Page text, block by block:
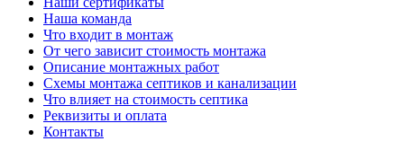
Наша команда
Что входит в монтаж
От чего зависит стоимость монтажа
Описание монтажных работ
Схемы монтажа септиков и канализации
Что влияет на стоимость септика
Реквизиты и оплата
Контакты